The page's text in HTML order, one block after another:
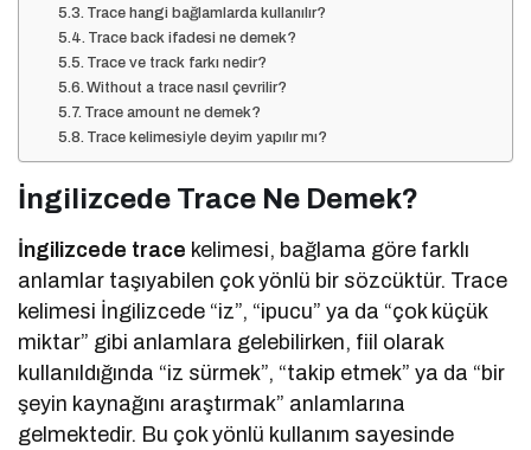
Trace hangi bağlamlarda kullanılır?
Trace back ifadesi ne demek?
Trace ve track farkı nedir?
Without a trace nasıl çevrilir?
Trace amount ne demek?
Trace kelimesiyle deyim yapılır mı?
İngilizcede Trace Ne Demek?
İngilizcede trace kelimesi, bağlama göre farklı
anlamlar taşıyabilen çok yönlü bir sözcüktür. Trace
kelimesi İngilizcede “iz”, “ipucu” ya da “çok küçük
miktar” gibi anlamlara gelebilirken, fiil olarak
kullanıldığında “iz sürmek”, “takip etmek” ya da “bir
şeyin kaynağını araştırmak” anlamlarına
gelmektedir. Bu çok yönlü kullanım sayesinde